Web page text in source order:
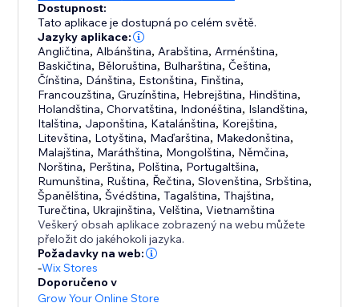
Dostupnost:
Tato aplikace je dostupná po celém světě.
Jazyky aplikace:
Angličtina, Albánština, Arabština, Arménština,
Baskičtina, Běloruština, Bulharština,Čeština,
Čínština, Dánština, Estonština, Finština,
Francouzština,Gruzínština, Hebrejština, Hindština,
Holandština,Chorvatština, Indonéština, Islandština,
Italština, Japonština, Katalánština, Korejština,
Litevština, Lotyština, Maďarština, Makedonština,
Malajština, Maráthština, Mongolština, Němčina,
Norština, Perština, Polština, Portugaltšina,
Rumunština, Ruština, Řečtina,Slovenština,Srbština,
Španělština,Švédština,Tagalština,Thajština,
Turečtina,Ukrajinština,Velština,Vietnamština
Veškerý obsah aplikace zobrazený na webu můžete
přeložit do jakéhokoli jazyka.
Požadavky na web:
-Wix Stores
Doporučeno v
Grow Your Online Store